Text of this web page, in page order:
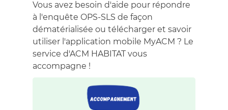
Vous avez besoin d'aide pour répondre
à l'enquête OPS-SLS de façon
dématérialisée ou télécharger et savoir
utiliser l'application mobile MyACM ? Le
service d'ACM HABITAT vous
accompagne !